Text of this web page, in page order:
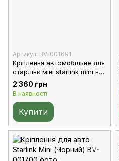
Артикул: BV-001691
Кріплення автомобільне для
старлінк міні starlink mini на
присосках в автомобіль
2 360 грн
В наявності
Купити